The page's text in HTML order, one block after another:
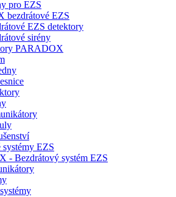
pro EZS
bezdrátové EZS
EZS detektory
sirény
PARADOX
systémy EZS
- Bezdrátový systém EZS